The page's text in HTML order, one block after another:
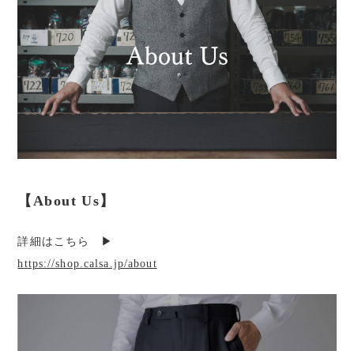
【About Us】
詳細はこちら ▶︎
https://shop.calsa.jp/about